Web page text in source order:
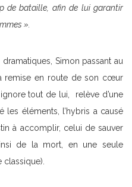
de bataille, afin de lui garantir
».
dramatiques, Simon passant au
remise en route de son cœur
tout de lui, relève d’une
les éléments, l’hybris a causé
à accomplir, celui de sauver
de la mort, en une seule